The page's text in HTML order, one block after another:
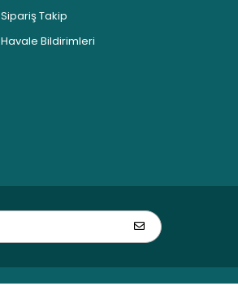
Sipariş Takip
Havale Bildirimleri